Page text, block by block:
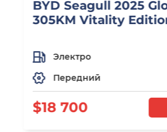
BYD Seagull 2025
305KM Vitality
Электро
Передний
$18 700